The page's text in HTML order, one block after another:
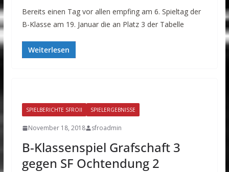
Bereits einen Tag vor allen empfing am 6. Spieltag der
B-Klasse am 19. Januar die an Platz 3 der Tabelle
Weiterlesen
SPIELBERICHTE SFROII SPIELERGEBNISSE
November 18, 2018 sfroadmin
B-Klassenspiel Grafschaft 3
gegen SF Ochtendung 2